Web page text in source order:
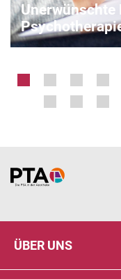
Unerwünschte
Home
ÜBER UNS